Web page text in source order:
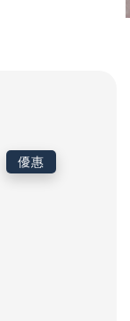
優惠